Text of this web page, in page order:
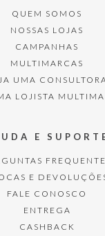
QUEM SOMOS
NOSSAS LOJAS
CAMPANHAS
MULTIMARCAS
UMA
LOJISTA
E
E
FALE CONOSCO
ENTREGA
CASHBACK